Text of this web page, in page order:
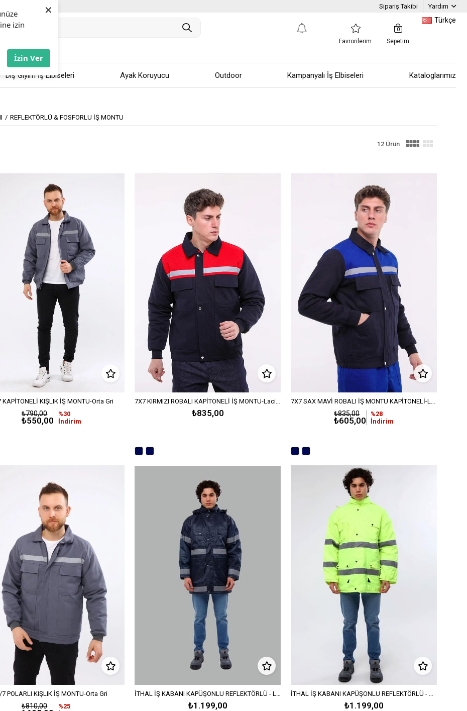
izin
İzin Ver
× Sipariş Takibi Yardım
Türkçe
Sepetim
0
Favrorilerim
Dış Giyim İş Elbiseleri Ayak Koruyucu Outdoor Kampanyalı İş Elbiseleri Kataloglarımız
REFLEKTÖRLÜ & FOSFORLU İŞ MONTU
12 Ürün
KAPİTONELİ KIŞLIK İŞ MONTU-Orta Gri
₺550,00
₺790,00
%30
İndirim
7X7 KIRMIZI ROBALI KAPİTONELİ İŞ MONTU-Lacivert
₺835,00
7X7 SAX MAVİ ROBALI İŞ MONTU KAPİTONELİ-Lacivert
₺605,00
₺835,00
%28
İndirim
POLARLI KIŞLIK İŞ MONTU-Orta Gri
₺810,00
%25
₺1.199,00 ₺1.199,00